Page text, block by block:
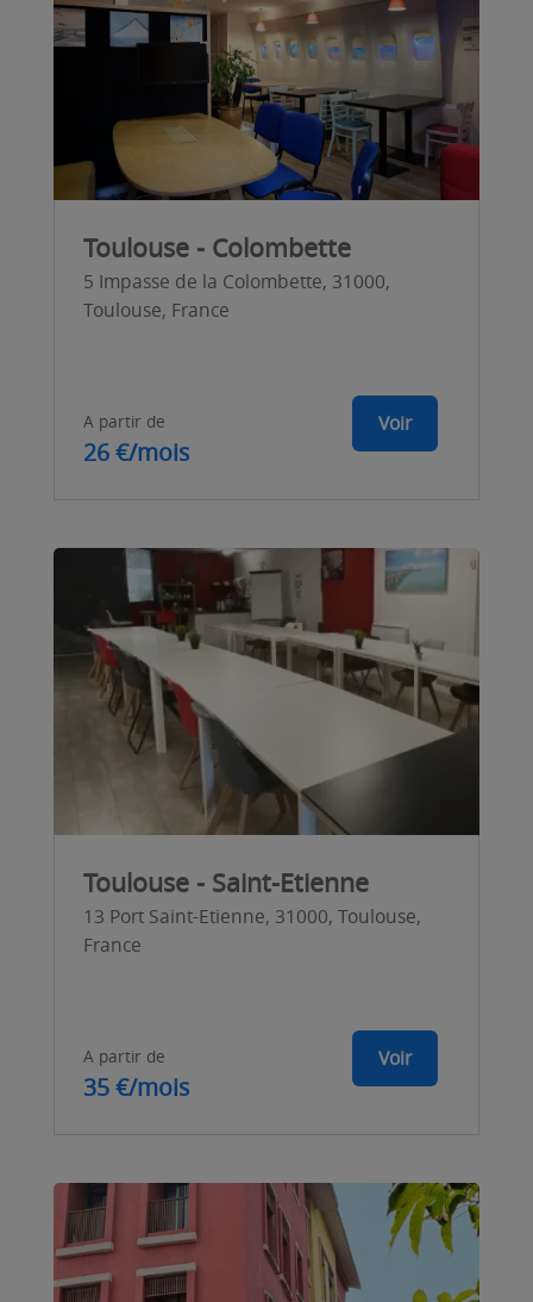
Toulouse - Colombette
5 Impasse de la Colombette, 31000,
Toulouse, France
A partir de
26 €/mois
Voir
Toulouse - Saint-Etienne
13 Port Saint-Etienne, 31000, Toulouse,
France
A partir de
35 €/mois
Voir